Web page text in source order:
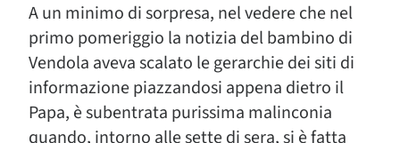
A un minimo di sorpresa, nel vedere che nel
primo pomeriggio la notizia del bambino di
Vendola aveva scalato le gerarchie dei siti di
informazione piazzandosi appena dietro il
Papa, è subentrata purissima malinconia
quando, intorno alle sette di sera, si è fatta